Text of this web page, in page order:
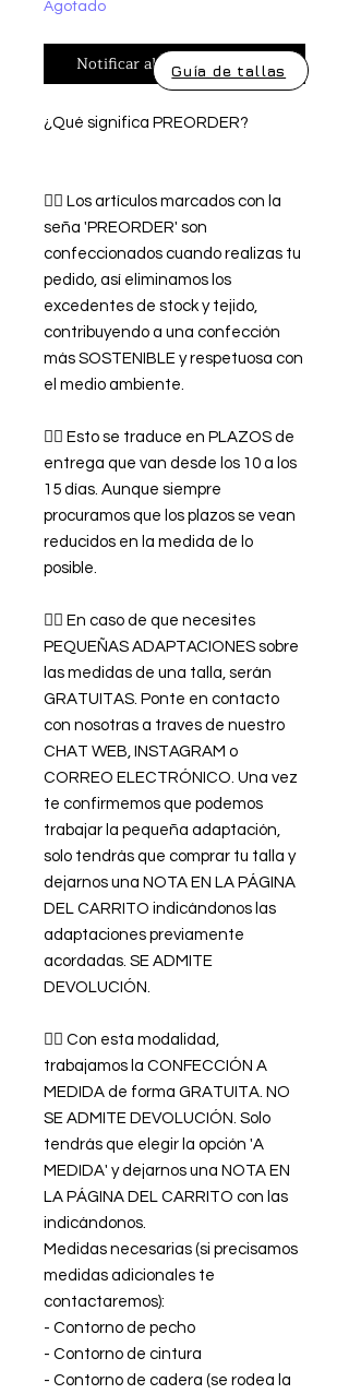
Agotado
Notificar al estar disponible
¿Qué significa PREORDER?
👉🏿 Los artículos marcados con la
seña 'PREORDER' son
confeccionados cuando realizas tu
pedido, así eliminamos los
excedentes de stock y tejido,
contribuyendo a una confección
más SOSTENIBLE y respetuosa con
el medio ambiente.
👉🏿 Esto se traduce en PLAZOS de
entrega que van desde los 10 a los
15 días. Aunque siempre
procuramos que los plazos se vean
reducidos en la medida de lo
posible.
👉🏿 En caso de que necesites
PEQUEÑAS ADAPTACIONES sobre
las medidas de una talla, serán
GRATUITAS. Ponte en contacto
con nosotras a traves de nuestro
CHAT WEB, INSTAGRAM o
CORREO ELECTRÓNICO. Una vez
te confirmemos que podemos
trabajar la pequeña adaptación,
solo tendrás que comprar tu talla y
dejarnos una NOTA EN LA PÁGINA
DEL CARRITO indicándonos las
adaptaciones previamente
acordadas. SE ADMITE
DEVOLUCIÓN.
👉🏿 Con esta modalidad,
trabajamos la CONFECCIÓN A
MEDIDA de forma GRATUITA. NO
SE ADMITE DEVOLUCIÓN. Solo
tendrás que elegir la opción 'A
MEDIDA' y dejarnos una NOTA EN
LA PÁGINA DEL CARRITO con las
indicándonos.
Medidas necesarias (si precisamos
medidas adicionales te
contactaremos):
- Contorno de pecho
- Contorno de cintura
- Contorno de cadera (se rodea la
Guía de tallas